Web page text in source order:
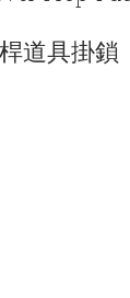
道具掛鎖